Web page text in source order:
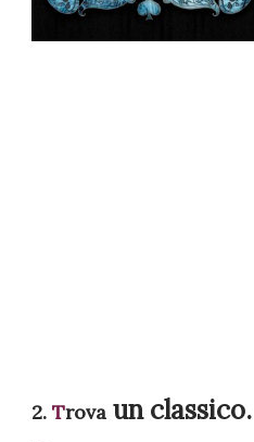
2. Trova un classico.